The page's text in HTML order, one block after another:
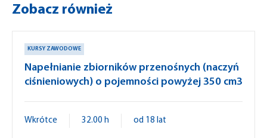
Zobacz również
KURSY ZAWODOWE
Napełnianie zbiorników przenośnych (naczyń
ciśnieniowych) o pojemności powyżej 350 cm3
Wkrótce 32.00 h od 18 lat